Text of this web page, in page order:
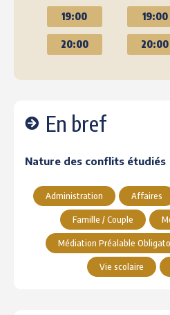
19:00
20:00
19:00
20:00
En bref
Nature des conflits étudiés
Administration Affaires
Famille / Couple
Médiation Préalable
Vie scolaire